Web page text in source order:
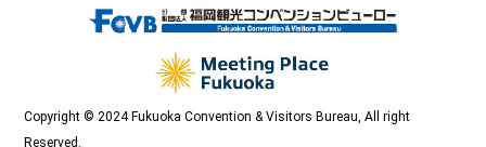
Copyright © 2024 Fukuoka Convention & Visitors Bureau, All right
Reserved.